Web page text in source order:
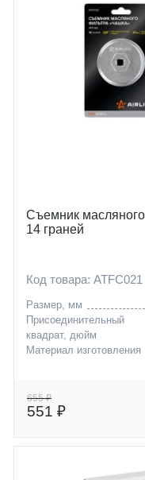
Съемник
14 граней
Код товара: ATFC021
Размер, мм
Присоединительный
квадрат, дюйм
Материал изготовления
655 ₽
551 ₽